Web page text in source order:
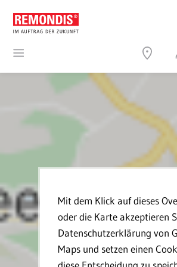
Mit dem Klick auf dieses
oder die Karte akzeptieren
Datenschutzerklärung von
Maps und setzen einen